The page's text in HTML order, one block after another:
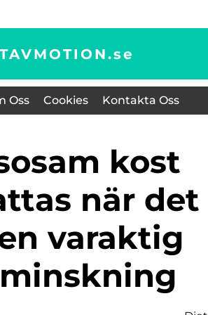
se
Oss Cookies Kontakta Oss
när det
varaktig